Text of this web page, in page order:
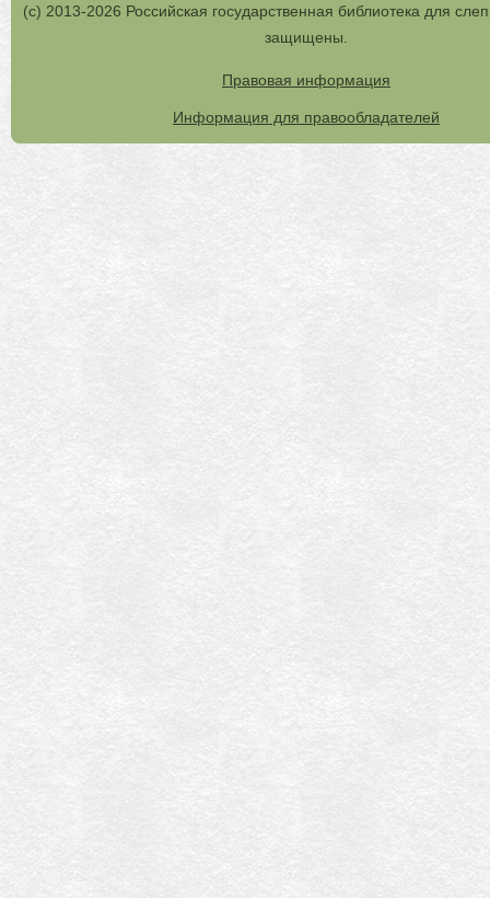
(с) 2013-2026 Российская государственная библиотека для
защищены.
Правовая информация
Информация для правообладателей